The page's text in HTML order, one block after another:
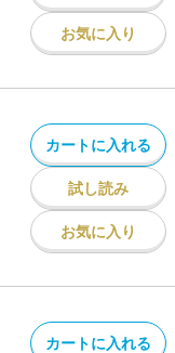
お気に入り
カートに入れる
試し読み
お気に入り
カートに入れる